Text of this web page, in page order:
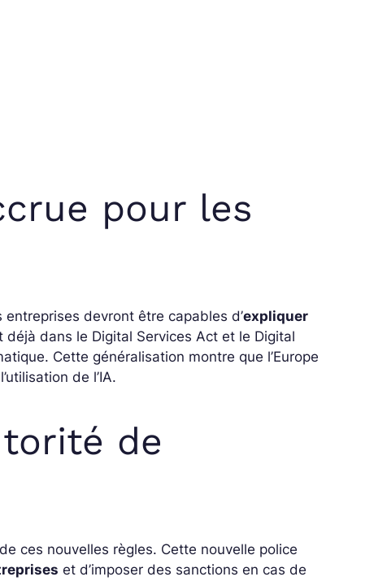
pour les
devront être capables d’expliquer
déjà dans le Digital Services Act et le Digital
Cette généralisation montre que l’Europe
de l’IA.
de
ces nouvelles règles. Cette nouvelle police
et d’imposer des sanctions en cas de